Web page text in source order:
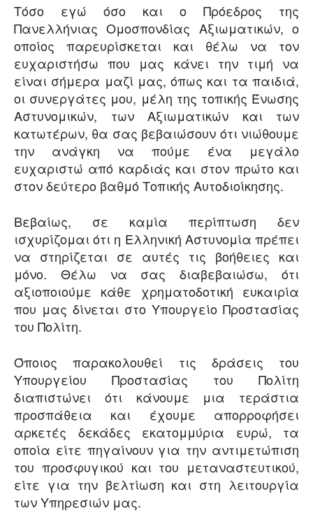
Τόσο εγώ όσο και ο Πρόεδρος της
Πανελλήνιας Ομοσπονδίας Αξιωματικών, ο
οποίος παρευρίσκεται και θέλω να τον
ευχαριστήσω που μας κάνει την τιμή να
είναι σήμερα μαζί μας, όπως και τα παιδιά,
οι συνεργάτες μου, μέλη της τοπικής Ένωσης
Αστυνομικών, των Αξιωματικών και των
κατωτέρων, θα σας βεβαιώσουν ότι νιώθουμε
την ανάγκη να πούμε ένα μεγάλο
ευχαριστώ από καρδιάς και στον πρώτο και
στον δεύτερο βαθμό Τοπικής Αυτοδιοίκησης.
Βεβαίως, σε καμία περίπτωση δεν
ισχυρίζομαι ότι η Ελληνική Αστυνομία πρέπει
να στηρίζεται σε αυτές τις βοήθειες και
μόνο. Θέλω να σας διαβεβαιώσω, ότι
αξιοποιούμε κάθε χρηματοδοτική ευκαιρία
που μας δίνεται στο Υπουργείο Προστασίας
του Πολίτη.
Όποιος παρακολουθεί τις δράσεις του
Υπουργείου Προστασίας του Πολίτη
διαπιστώνει ότι κάνουμε μια τεράστια
προσπάθεια και έχουμε απορροφήσει
αρκετές δεκάδες εκατομμύρια ευρώ, τα
οποία είτε πηγαίνουν για την αντιμετώπιση
του προσφυγικού και του μεταναστευτικού,
είτε για την βελτίωση και στη λειτουργία
των Υπηρεσιών μας.